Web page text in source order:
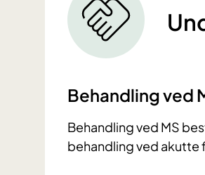
Behandling ved
Behandling ved MS
behandling ved akutte